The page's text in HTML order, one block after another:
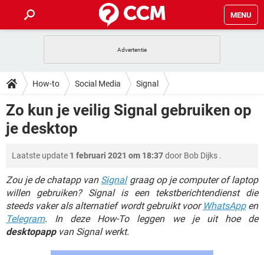
MENU
INSTAGRAM WINDOWS 10
NETFLIX CORONAVIRUS
GRATIS
HOW-TO
VIDEOBELLEN GAMES
INSTAGRAM WINDOWS 10
GRATIS SNAPCHAT
TIKTOK
DOWNLOADS
VIDEOBELLEN
GRATIS SNAPCHAT
TIKTOK
FORUM
VIDEOBELLEN GAMES
INSTAGRAM WINDOWS 10
NETFLIX CORONAVIRUS
GRATIS SNAPCHAT
TIKTOK
VIDEOBELLEN GAMES
INSTAGRAM WINDOWS 10
NETFLIX
How-to Social Media Signal
Zo kun je veilig Signal gebruiken op
je desktop
Laatste update 1 februari 2021 om 18:37door Bob Dijks .
Zou je de chatapp van Signalgraag op je computer of laptop
willen gebruiken? Signal is een tekstberichtendienst die
steeds vaker als alternatief wordt gebruikt voor WhatsAppen
Telegram. In deze How-To leggen we je uit hoe de
desktopappvan Signal werkt.